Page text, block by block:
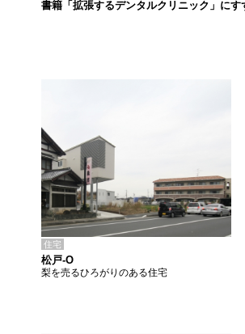
書籍「拡張するデンタルクリニック」に
住宅
松戸-O
梨を売るひろがりのある住宅